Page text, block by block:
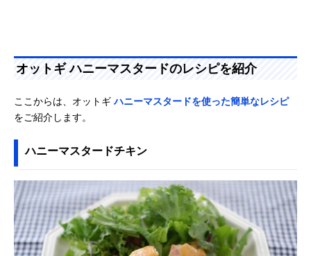
オットギ ハニーマスタードのレシピを紹介
ここからは、オットギハニーマスタードを使った簡単なレシピ
をご紹介します。
ハニーマスタードチキン